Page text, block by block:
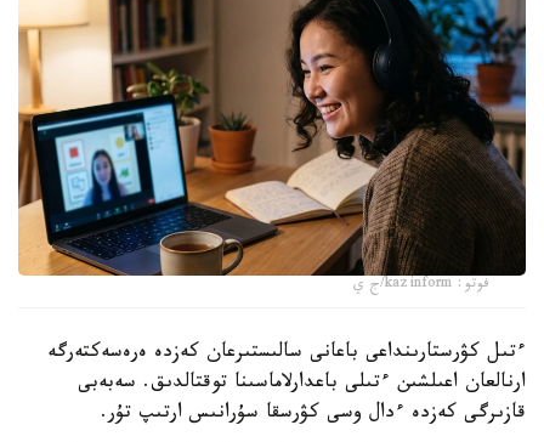
فوتو: kazinform/ج ي
ءتىل كۋرستارىنداعى باعانى سالىستىرعان كەزدە ەرەسەكتەرگە
ارنالعان اعىلشىن ءتىلى باعدارلاماسىنا توقتالدىق. سەبەبى
قازىرگى كەزدە ءدال وسى كۋرسقا سۇرانىس ارتىپ تۇر.